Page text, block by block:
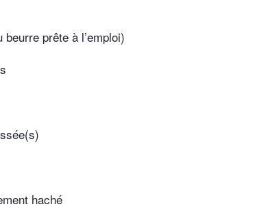
prête à l’emploi)
haché